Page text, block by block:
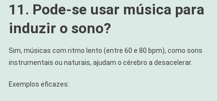
11. Pode-se usar música para
induzir o sono?
Sim, músicas com ritmo lento (entre 60 e 80 bpm), como sons
instrumentais ou naturais, ajudam o cérebro a desacelerar.
Exemplos eficazes: